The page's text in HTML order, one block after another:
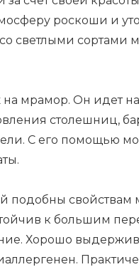
роскоши и
светлыми сортами
мрамор. Он идет
столешниц,
С его помощью
подобны свойствам
к большим
Хорошо